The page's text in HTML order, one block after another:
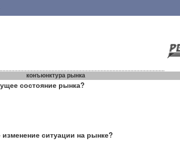
конъюнктура рынка
состояние рынка?
ситуации на рынке?